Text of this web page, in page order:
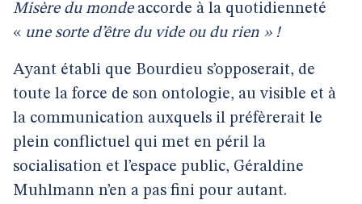
Misère du mondeaccorde à la quotidienneté
« une sorte d’être du vide ou du rien » !
Ayant établi que Bourdieu s’opposerait, de
toute la force de son ontologie, au visible et à
la communication auxquels il préfèrerait le
plein conflictuel qui met en péril la
socialisation et l’espace public, Géraldine
Muhlmann n’en a pas fini pour autant.